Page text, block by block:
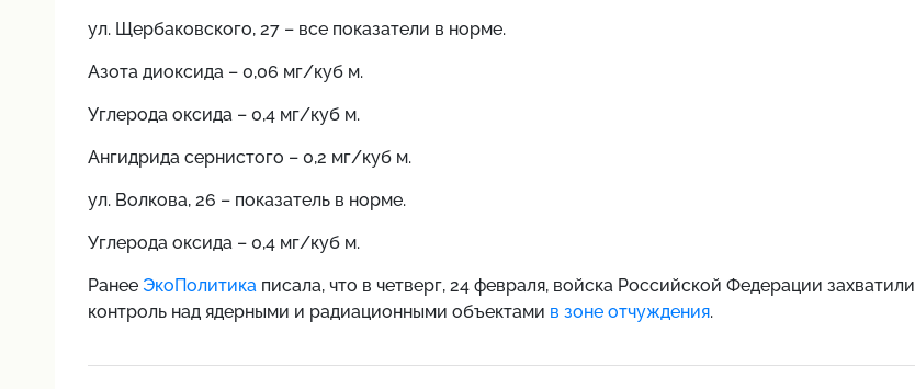
ул. Щербаковского, 27 – все показатели в норме.
Азота диоксида – 0,06 мг/куб м.
Углерода оксида – 0,4 мг/куб м.
Ангидрида сернистого – 0,2 мг/куб м.
ул. Волкова, 26 – показатель в норме.
Углерода оксида – 0,4 мг/куб м.
Ранее ЭкоПолитикаписала, что в четверг, 24 февраля, войска Российской Федерации захватили
контроль над ядерными и радиационными объектами в зоне отчуждения.